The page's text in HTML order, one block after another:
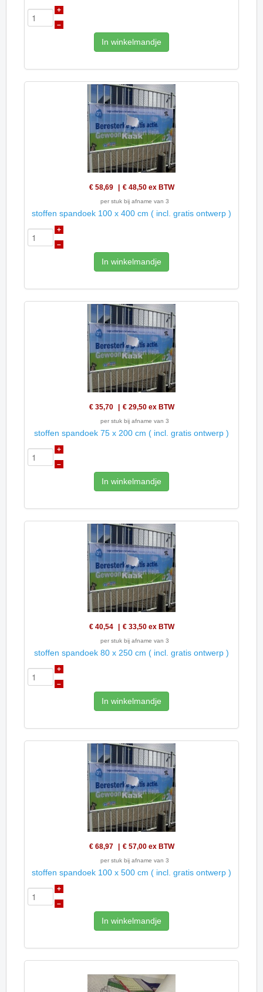
+
–
In winkelmandje
€ 58,69 € 48,50 ex BTW
per stuk bij afname van 3
stoffen spandoek 100 x 400 cm ( incl. gratis ontwerp )
+
–
In winkelmandje
€ 35,70 € 29,50 ex BTW
per stuk bij afname van 3
stoffen spandoek 75 x 200 cm ( incl. gratis ontwerp )
+
–
In winkelmandje
€ 40,54 € 33,50 ex BTW
per stuk bij afname van 3
stoffen spandoek 80 x 250 cm ( incl. gratis ontwerp )
+
–
In winkelmandje
€ 68,97 € 57,00 ex BTW
per stuk bij afname van 3
stoffen spandoek 100 x 500 cm ( incl. gratis ontwerp )
+
–
In winkelmandje